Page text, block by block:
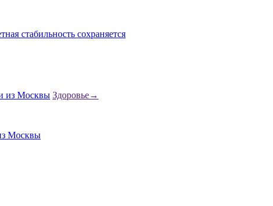
стабильность сохраняется
Здоровье→
Москвы